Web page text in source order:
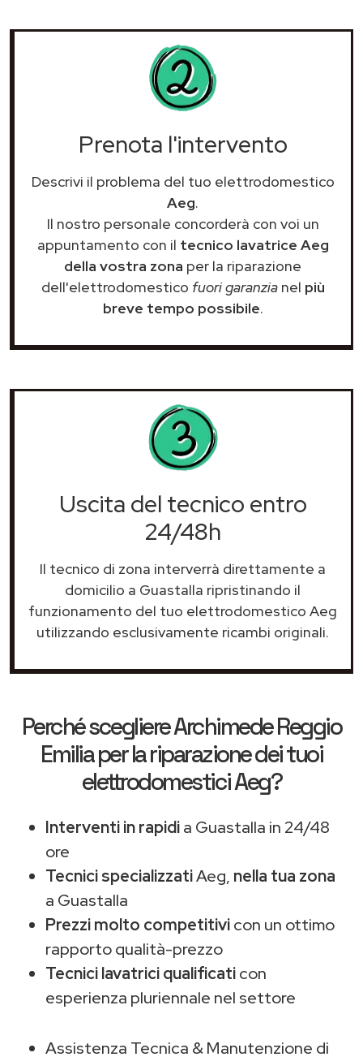
Prenota l'intervento
Descrivi il problema del tuo elettrodomestico
Aeg.
Il nostro personale concorderà con voi un
appuntamento con il tecnico lavatrice Aeg
della vostra zona per la riparazione
dell'elettrodomestico fuori garanzianel più
breve tempo possibile.
Uscita del tecnico entro
24/48h
Il tecnico di zona interverrà direttamente a
domicilio a Guastalla ripristinando il
funzionamento del tuo elettrodomestico Aeg
utilizzando esclusivamente ricambi originali.
Perché scegliereArchimede Reggio
Emiliaper la riparazione dei tuoi
elettrodomestici Aeg?
Interventi in rapidia Guastalla in 24/48
ore
Tecnici specializzatiAeg, nella tua zona
a Guastalla
Prezzi molto competitivicon un ottimo
rapporto qualità-prezzo
Tecnici lavatrici qualificaticon
esperienza pluriennale nel settore
Assistenza Tecnica & Manutenzione di